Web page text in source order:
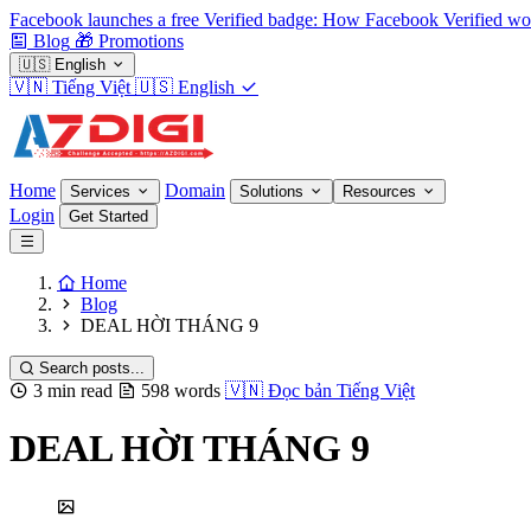
Facebook launches a free Verified badge: How Facebook Verified
Blog 🎁 Promotions
🇺🇸 English
🇻🇳 Tiếng Việt 🇺🇸 English
Home Services Domain Solutions Resources
Login Get Started
Home
Blog
DEAL HỜI THÁNG 9
Search posts...
3 min read 598 words 🇻🇳 Đọc bản Tiếng Việt
DEAL HỜI THÁNG 9